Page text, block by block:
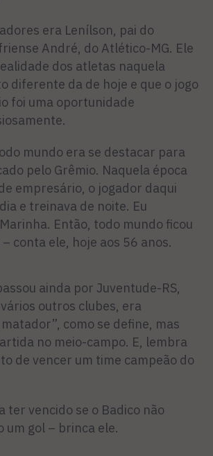
era Lenílson, pai do
André, do Atlético-MG. Ele
dos atletas naquela
diferente da de hoje e que o jogo
foi uma oportunidade
mundo era se destacar para
pelo Grêmio. Naquela época
empresário, o jogador daqui
e treinava de noite. Eu
Então, todo mundo ficou
conta ele, hoje aos 56 anos.
ainda por Juventude-RS,
outros clubes, era
como se define, mas
no meio-campo. E, lembra
de vencer um time campeão do
ter vencido se o Badico não
um gol – brinca ele.